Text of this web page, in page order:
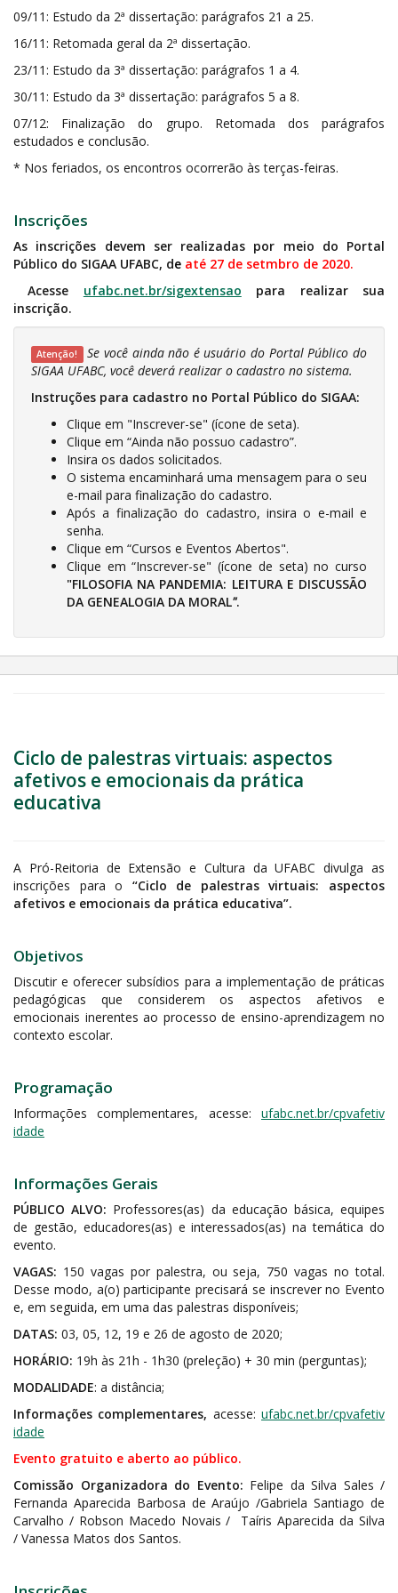
09/11: Estudo da 2ª dissertação: parágrafos 21 a 25.
16/11: Retomada geral da 2ª dissertação.
23/11: Estudo da 3ª dissertação: parágrafos 1 a 4.
30/11: Estudo da 3ª dissertação: parágrafos 5 a 8.
07/12: Finalização do grupo. Retomada dos parágrafos
estudados e conclusão.
* Nos feriados, os encontros ocorrerão às terças-feiras.
Inscrições
As inscrições devem ser realizadas por meio do Portal
Público do SIGAA UFABC, de até 27 de setmbro de 2020.
Acesse
ufabc.net.br/sigextensao para realizar sua
inscrição.
Atenção! Se você ainda não é usuário do Portal Público do
SIGAA UFABC, você deverá realizar o cadastro no sistema.
Instruções para cadastro no Portal Público do SIGAA:
Clique em "Inscrever-se" (ícone de seta).
Clique em “Ainda não possuo cadastro”.
Insira os dados solicitados.
O sistema encaminhará uma mensagem para o seu
e-mail para finalização do cadastro.
Após a finalização do cadastro, insira o e-mail e
senha.
Clique em “Cursos e Eventos Abertos".
Clique em “Inscrever-se" (ícone de seta) no curso
"FILOSOFIA NA PANDEMIA: LEITURA E DISCUSSÃO
DA GENEALOGIA DA MORAL".
Ciclo de palestras virtuais: aspectos
afetivos e emocionais da prática
educativa
A Pró-Reitoria de Extensão e Cultura da UFABC divulga as
inscrições para o “Ciclo de palestras virtuais: aspectos
afetivos e emocionais da prática educativa”.
Objetivos
Discutir e oferecer subsídios para a implementação de práticas
pedagógicas que considerem os aspectos afetivos e
emocionais inerentes ao processo de ensino-aprendizagem no
contexto escolar.
Programação
Informações complementares, acesse: ufabc.net.br/cpvafetiv
idade
Informações Gerais
PÚBLICO ALVO: Professores(as) da educação básica, equipes
de gestão, educadores(as) e interessados(as) na temática do
evento.
VAGAS: 150 vagas por palestra, ou seja, 750 vagas no total.
Desse modo, a(o) participante precisará se inscrever no Evento
e, em seguida, em uma das palestras disponíveis;
DATAS: 03, 05, 12, 19 e 26 de agosto de 2020;
HORÁRIO: 19h às 21h - 1h30 (preleção) + 30 min (perguntas);
MODALIDADE: a distância;
Informações complementares, acesse:ufabc.net.br/cpvafetiv
idade
Evento gratuito e aberto ao público.
Comissão Organizadora do Evento: Felipe da Silva Sales /
Fernanda Aparecida Barbosa de Araújo /Gabriela Santiago de
Carvalho / Robson Macedo Novais / Taíris Aparecida da Silva
/ Vanessa Matos dos Santos.